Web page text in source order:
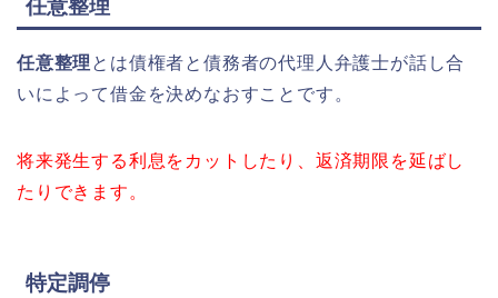
任意整理
任意整理 とは債権者と債務者の代理人弁護士が話し合
いによって借金を決めなおすことです。
将来発生する利息をカットしたり、返済期限を延ばし
たりできます。
特定調停